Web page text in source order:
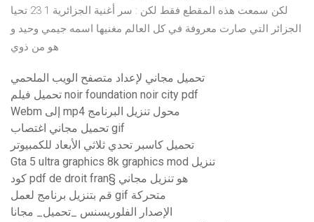
لكن سمعت هذه المقطع فقط لكن : سر أغنية الجزائرية 1 23 تحيا
الجزائر التي صارت معروفة في كل العالم مغنيها اسمه جيمي وحيد و
هو من ذوي
تحميل مجاني لإعداد متصفح الويب الملحمي
تحميل فيلم noir foundation noir city pdf
Webm إلى mp4 محول تنزيل البرنامج
تحميل مجاني اغتصاب gif
تحميل كاسبر تحدي ثلاثي الأبعاد للكمبيوتر
Gta 5 ultra graphics 8k graphics mod تنزيل
كود pdf de droit fran§ هو تنزيل مجاني
قم بتنزيل برنامج لعمل gif متحركة
الإصدار الفلوريسنس _تحميل_ مجانا